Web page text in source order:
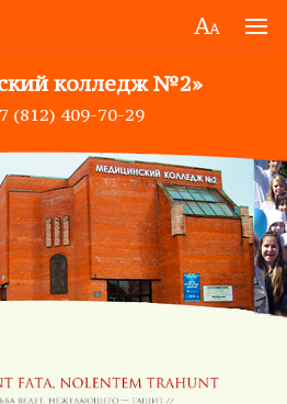
колледж №2»
(812) 409-70-29